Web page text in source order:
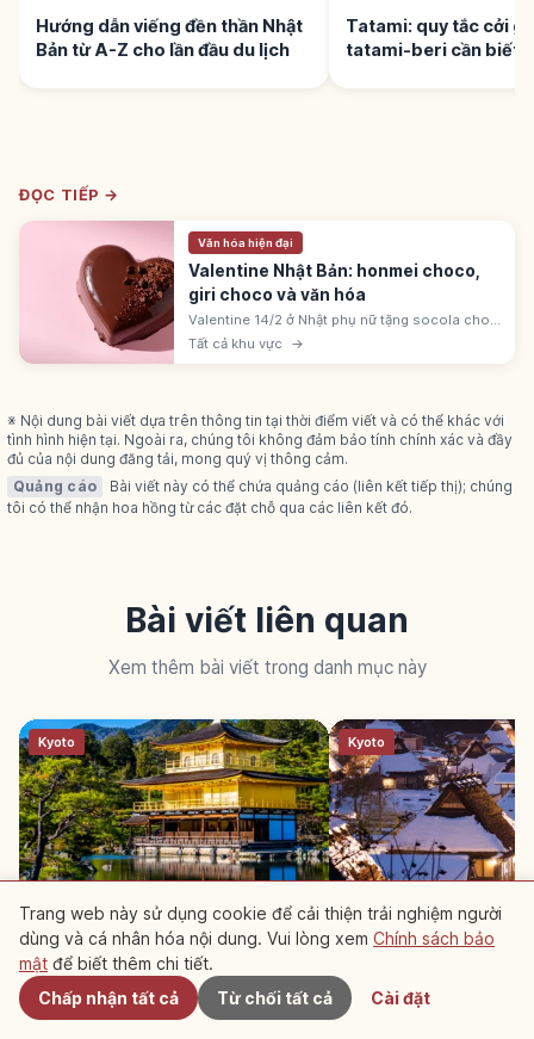
Hướng dẫn viếng đền thần Nhật
Bản từ A-Z cho lần đầu du lịch
Tatami: quy tắc cởi
tatami-beri cần biết
ĐỌC TIẾP →
Văn hóa hiện đại
Valentine Nhật Bản: honmei choco,
giri choco và văn hóa
Valentine 14/2 ở Nhật phụ nữ tặng socola cho
nam giới, phổ biến từ 1950-1970. Phân biệt
honmei choco người yêu, giri choco xã giao
Tất cả khu vực →
※ Nội dung bài viết dựa trên thông tin tại thời điểm viết và có thể khác với
tình hình hiện tại. Ngoài ra, chúng tôi không đảm bảo tính chính xác và đầy
đủ của nội dung đăng tải, mong quý vị thông cảm.
Quảng cáo
Bài viết này có thể chứa quảng cáo (liên kết tiếp thị); chúng
tôi có thể nhận hoa hồng từ các đặt chỗ qua các liên kết đó.
Bài viết liên quan
Xem thêm bài viết trong danh mục này
Kyoto
Chùa Vàng Kinkakuji Kyoto:
Shariden Dát Vàng & UNESCO
Kyoto
Làng Miyama
Sato ở Kyoto: 39 nhà
Gần đây
Trang web này sử dụng cookie để cải thiện trải nghiệm người
dùng và cá nhân hóa nội dung. Vui lòng xem Chính sách bảo
mật để biết thêm chi tiết.
Chấp nhận tất cả
Từ chối tất cả Cài đặt